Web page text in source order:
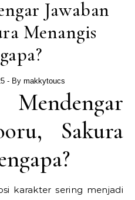
Jawaban
Menangis
- By makkytoucs
Sakura
karakter sering menjadi